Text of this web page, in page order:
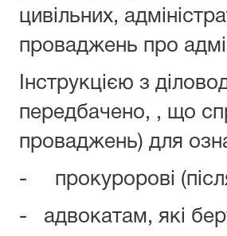
цивільних,
проваджень про
Інструкцією з
передбачено, , що
проваджень) для
- прокуророві
- адвокатам, які